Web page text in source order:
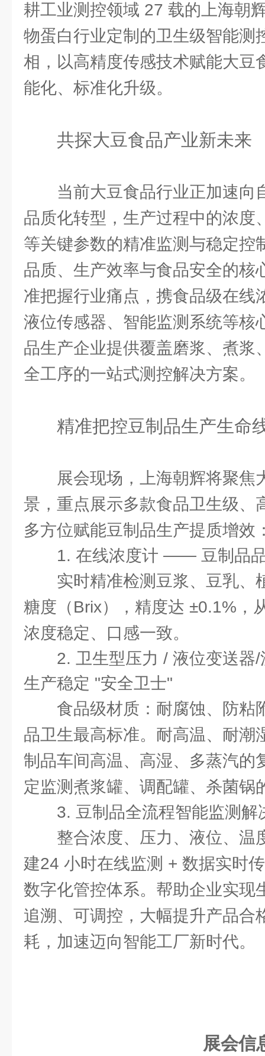
耕工业测控领域 27 载的上海朝
物蛋白行业定制的卫生级智能测
相，以高精度传感技术赋能大豆
能化、标准化升级。
共探大豆食品产业新未来
当前大豆食品行业正加速向
品质化转型，生产过程中的浓度
等关键参数的精准监测与稳定控
品质、生产效率与食品安全的核
准把握行业痛点，携食品级在线
液位传感器、智能监测系统等核
品生产企业提供覆盖磨浆、煮浆
全工序的一站式测控解决方案。
精准把控豆制品生产生命
展会现场，上海朝辉将聚焦
景，重点展示多款食品卫生级、
多方位赋能豆制品生产提质增效
1. 在线浓度计 —— 豆制品
实时精准检测豆浆、豆乳、
糖度（Brix），精度达 ±0.1%，
浓度稳定、口感一致。
2. 卫生型压力 / 液位变送
生产稳定 "安全卫士"
食品级材质：耐腐蚀、防粘
品卫生最高标准。耐高温、耐潮
制品车间高温、高湿、多蒸汽的
定监测煮浆罐、调配罐、杀菌锅
3. 豆制品全流程智能监测解
整合浓度、压力、液位、温
建24 小时在线监测 + 数据实时
数字化管控体系。帮助企业实现
追溯、可调控，大幅提升产品合
耗，加速迈向智能工厂新时代。
展会信